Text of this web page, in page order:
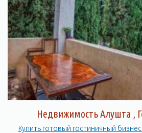
Недвижимость Алушта ,
Купить готовый гостиничный